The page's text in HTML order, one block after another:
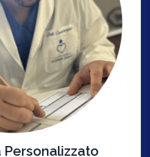
Personalizzato